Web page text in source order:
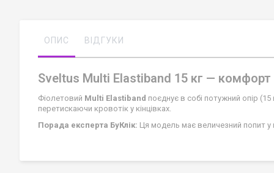
ОПИС ВІДГУКИ
Sveltus Multi Elastiband 15 кг —
Фіолетовий Multi Elastiband поєднує в собі потужний опір
перетискаючи кровотік у кінцівках.
Порада експерта БуКлік: Ця модель має величезний попит у